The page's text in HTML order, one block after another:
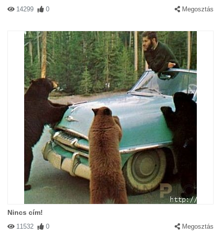
14299 0 Megosztás
Nincs cím!
11532 0 Megosztás